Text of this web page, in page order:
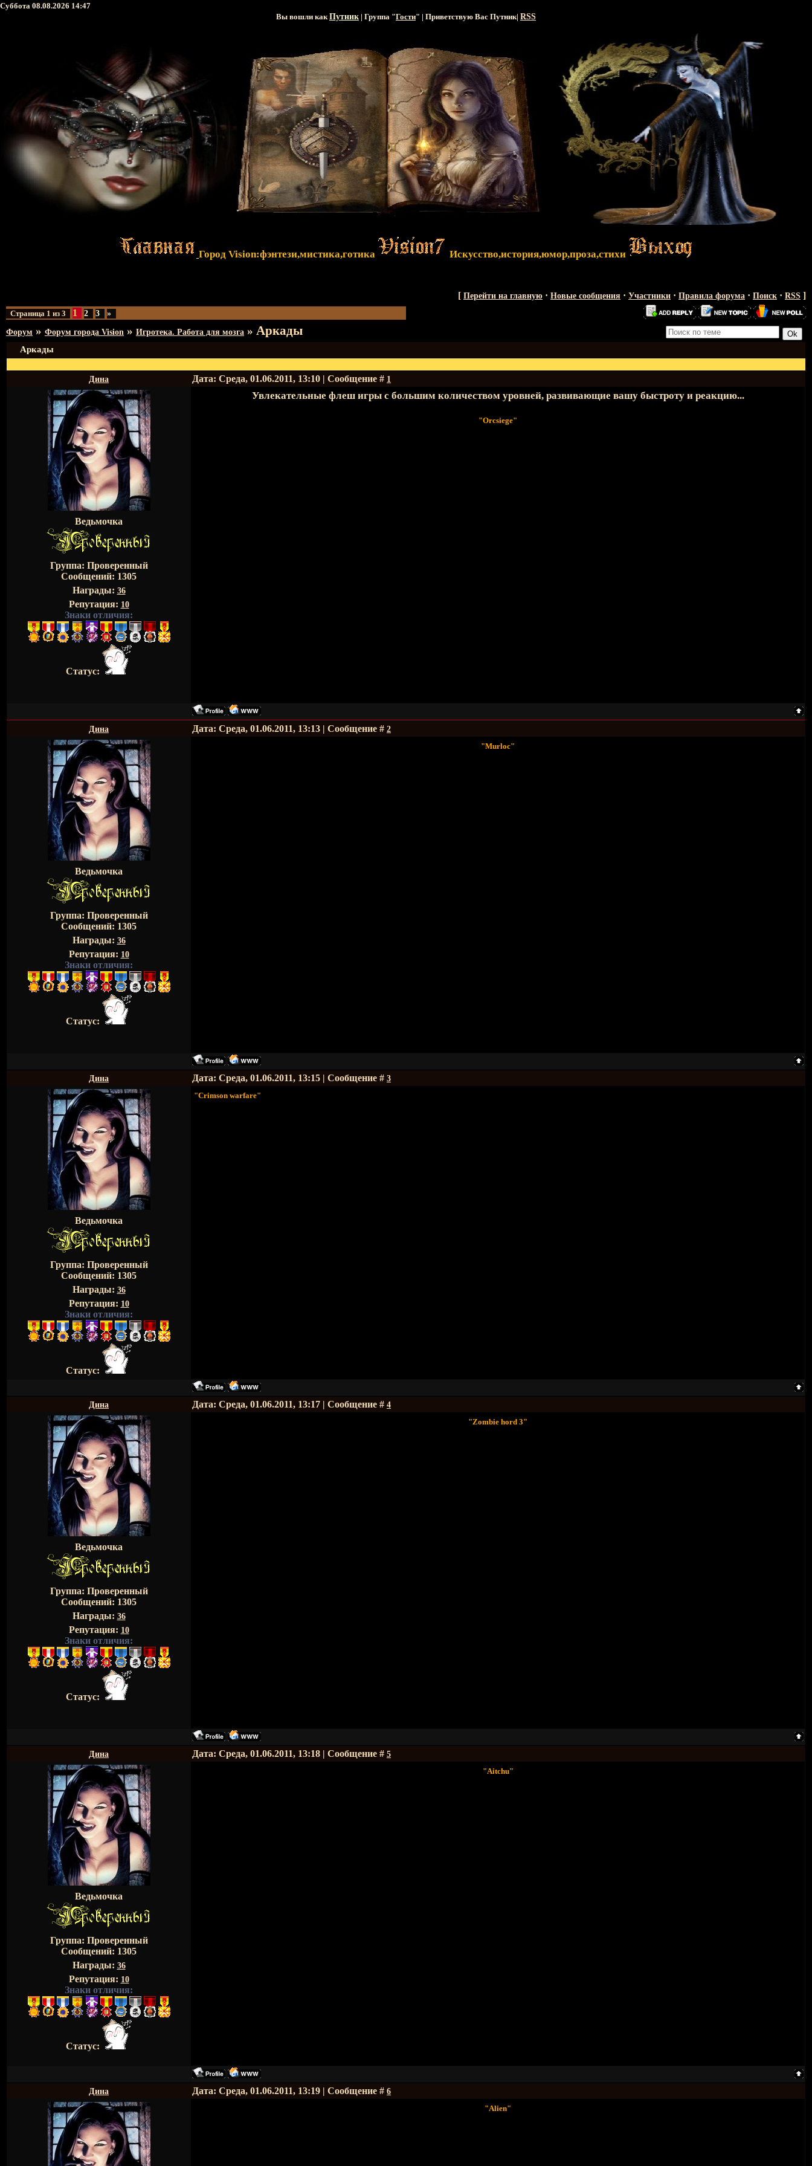
Суббота 08.08.2026 14:47
Вы вошли какПутник | Группа "Гости" | Приветствую Вас Путник| RSS
Город Vision:фэнтези,мистика,готика Искусство,история,юмор,проза,стихи
[ Перейти на главную · Новые сообщения · Участники · Правила форума · Поиск · RSS ]
Страница 1 из 3 1 2 3 »
Форум » Форум города Vision » Игротека. Работа для мозга » Аркады
Аркады
Дина Дата: Среда, 01.06.2011, 13:10 | Сообщение # 1
Ведьмочка
Группа: Проверенный
Сообщений: 1305
Награды: 36
Репутация: 10
Знаки отличия:
Статус:
Увлекательные флеш игры с большим количеством уровней, развивающие вашу быстроту и реакцию...
"Оrcsiege"
Дина Дата: Среда, 01.06.2011, 13:13 | Сообщение # 2
Ведьмочка
Группа: Проверенный
Сообщений: 1305
Награды: 36
Репутация: 10
Знаки отличия:
Статус:
"Мurloc"
Дина Дата: Среда, 01.06.2011, 13:15 | Сообщение # 3
Ведьмочка
Группа: Проверенный
Сообщений: 1305
Награды: 36
Репутация: 10
Знаки отличия:
Статус:
"Сrimson warfare"
Дина Дата: Среда, 01.06.2011, 13:17 | Сообщение # 4
Ведьмочка
Группа: Проверенный
Сообщений: 1305
Награды: 36
Репутация: 10
Знаки отличия:
Статус:
"Zombie hord 3"
Дина Дата: Среда, 01.06.2011, 13:18 | Сообщение # 5
Ведьмочка
Группа: Проверенный
Сообщений: 1305
Награды: 36
Репутация: 10
Знаки отличия:
Статус:
"Aitchu"
Дина Дата: Среда, 01.06.2011, 13:19 | Сообщение # 6
"Alien"